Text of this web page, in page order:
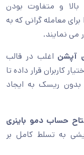
و متفاوت بودن
معامله گرانی که به
می نمایند.
آپشن اغلب در قالب
کاربران قرار داده تا
بدون ریسک به ایجاد
حساب دمو باینری
به تسلط کامل بر